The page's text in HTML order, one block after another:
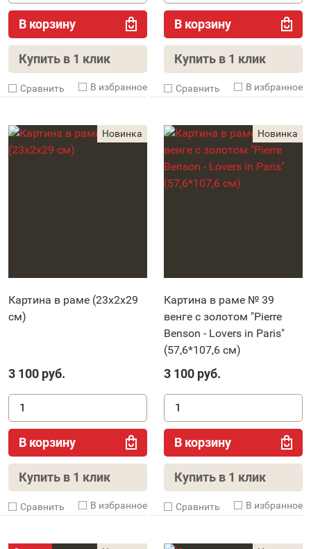
В корзину
Купить в 1 клик
Cравнить В избранное
В корзину
Купить в 1 клик
Cравнить В избранное
Картина в раме (23x2x29
см)
3 100 руб.
В корзину
Купить в 1 клик
Cравнить В избранное
Картина в раме № 39
венге с золотом "Pierre
Benson - Lovers in Paris"
(57,6*107,6 см)
3 100 руб.
В корзину
Купить в 1 клик
Cравнить В избранное